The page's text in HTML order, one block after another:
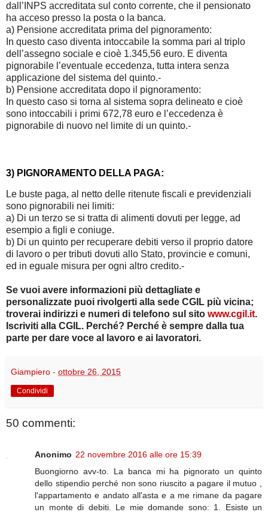
dall’INPS accreditata sul conto corrente, che il pensionato
ha acceso presso la posta o la banca.
a) Pensione accreditata prima del pignoramento:
In questo caso diventa intoccabile la somma pari al triplo
dell’assegno sociale e cioè 1.345,56 euro. E diventa
pignorabile l’eventuale eccedenza, tutta intera senza
applicazione del sistema del quinto.-
b) Pensione accreditata dopo il pignoramento:
In questo caso si torna al sistema sopra delineato e cioè
sono intoccabili i primi 672,78 euro e l’eccedenza è
pignorabile di nuovo nel limite di un quinto.-
3) PIGNORAMENTO DELLA PAGA:
Le buste paga, al netto delle ritenute fiscali e previdenziali
sono pignorabili nei limiti:
a) Di un terzo se si tratta di alimenti dovuti per legge, ad
esempio a figli e coniuge.
b) Di un quinto per recuperare debiti verso il proprio datore
di lavoro o per tributi dovuti allo Stato, provincie e comuni,
ed in eguale misura per ogni altro credito.-
Se vuoi avere informazioni più dettagliate e
personalizzate puoi rivolgerti alla sede CGIL più vicina;
troverai indirizzi e numeri di telefono sul sito www.cgil.it.
Iscriviti alla CGIL. Perché? Perché è sempre dalla tua
parte per dare voce al lavoro e ai lavoratori.
Giampiero - ottobre 26, 2015
Condividi
50 commenti:
Anonimo 22 novembre 2016 alle ore 15:39
Buongiorno avv-to. La banca mi ha pignorato un quinto
dello stipendio perché non sono riuscito a pagare il mutuo ,
l'appartamento e andato all'asta e a me rimane da pagare
un monte di debiti. Le mie domande sono: 1. Esiste un